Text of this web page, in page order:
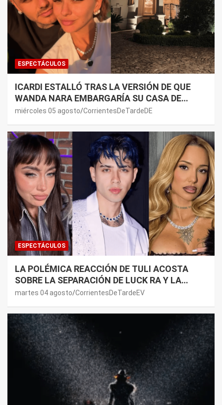
ESPECTÁCULOS
ICARDI ESTALLÓ TRAS LA VERSIÓN DE QUE
WANDA NARA EMBARGARÍA SU CASA DE
NORDELTA: “NECESITAN RASCAR DE ALGÚN
miércoles 05 agosto CorrientesDeTardeDE
ESPECTÁCULOS
LA POLÉMICA REACCIÓN DE TULI ACOSTA
SOBRE LA SEPARACIÓN DE LUCK RA Y LA
JOAQUI: “¿MI VERDAD?”
martes 04 agosto CorrientesDeTardeEV